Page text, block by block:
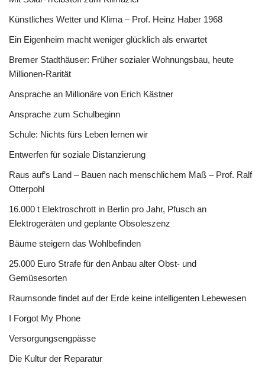
Künstliches Wetter und Klima – Prof. Heinz Haber 1968
Ein Eigenheim macht weniger glücklich als erwartet
Bremer Stadthäuser: Früher sozialer Wohnungsbau, heute
Millionen-Rarität
Ansprache an Millionäre von Erich Kästner
Ansprache zum Schulbeginn
Schule: Nichts fürs Leben lernen wir
Entwerfen für soziale Distanzierung
Raus auf’s Land – Bauen nach menschlichem Maß – Prof. Ralf
Otterpohl
16.000 t Elektroschrott in Berlin pro Jahr, Pfusch an
Elektrogeräten und geplante Obsoleszenz
Bäume steigern das Wohlbefinden
25.000 Euro Strafe für den Anbau alter Obst- und
Gemüsesorten
Raumsonde findet auf der Erde keine intelligenten Lebewesen
I Forgot My Phone
Versorgungsengpässe
Die Kultur der Reparatur